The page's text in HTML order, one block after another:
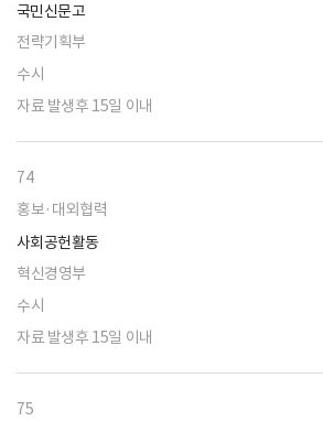
국민신문고
전략기획부
수시
자료 발생후 15일 이내
74
홍보·대외협력
사회공헌활동
혁신경영부
수시
자료 발생후 15일 이내
75